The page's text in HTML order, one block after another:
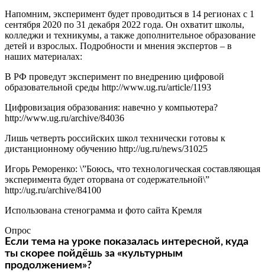
Напомним, эксперимент будет проводиться в 14 регионах с 1
сентября 2020 по 31 декабря 2022 года. Он охватит школы,
колледжи и техникумы, а также дополнительное образование
детей и взрослых. Подробности и мнения экспертов – в
наших материалах:
В РФ проведут эксперимент по внедрению цифровой
образовательной среды http://www.ug.ru/article/1193
Цифровизация образования: навечно у компьютера?
http://www.ug.ru/archive/84036
Лишь четверть российских школ технически готовы к
дистанционному обучению http://ug.ru/news/31025
Игорь Реморенко: \”Боюсь, что технологическая составляющая
эксперимента будет оторвана от содержательной\”
http://ug.ru/archive/84100
Использована стенограмма и фото сайта Кремля
Опрос
Если тема на уроке показалась интересной, куда
ты скорее пойдёшь за «культурным
продолжением»?